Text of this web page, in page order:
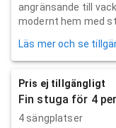
angränsande till
modernt hem med
Läs mer och se
Pris ej tillgängligt
Fin stuga för 4
4 sängplatser